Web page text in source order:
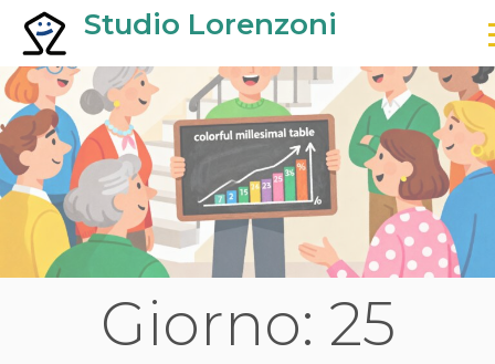
p
o
c
o
Studio Lorenzoni
Giorno: 25